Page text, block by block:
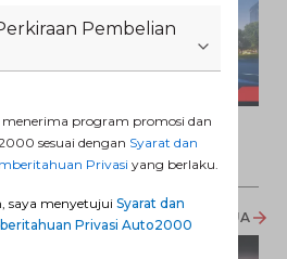
Promo Veloz HEV
31 Ags 2026
LIHAT SEMUA
Pembelian
program promosi dan
sesuai dengan Syarat dan
Privasi yang berlaku.
saya menyetujui Syarat dan
Privasi Auto2000